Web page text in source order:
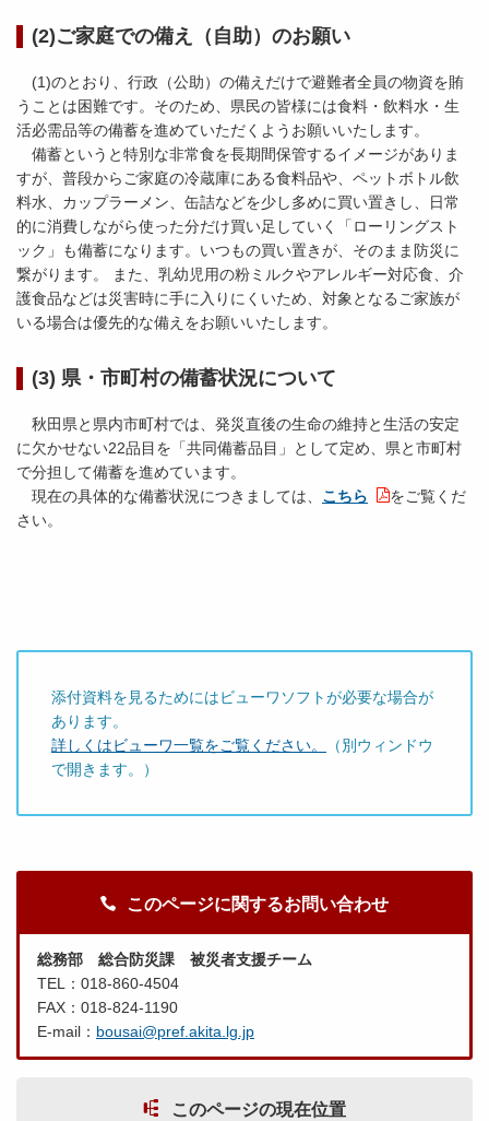
(2)ご家庭での備え（自助）のお願い
(1)のとおり、行政（公助）の備えだけで避難者全員の物資を賄
うことは困難です。そのため、県民の皆様には食料・飲料水・生
活必需品等の備蓄を進めていただくようお願いいたします。
備蓄というと特別な非常食を長期間保管するイメージがありま
すが、普段からご家庭の冷蔵庫にある食料品や、ペットボトル飲
料水、カップラーメン、缶詰などを少し多めに買い置きし、日常
的に消費しながら使った分だけ買い足していく「ローリングスト
ック」も備蓄になります。いつもの買い置きが、そのまま防災に
繋がります。 また、乳幼児用の粉ミルクやアレルギー対応食、介
護食品などは災害時に手に入りにくいため、対象となるご家族が
いる場合は優先的な備えをお願いいたします。
(3) 県・市町村の備蓄状況について
秋田県と県内市町村では、発災直後の生命の維持と生活の安定
に欠かせない22品目を「共同備蓄品目」として定め、県と市町村
で分担して備蓄を進めています。
現在の具体的な備蓄状況につきましては、 こちら
をご覧くだ
さい。
添付資料を見るためにはビューワソフトが必要な場合が
あります。
詳しくはビューワ一覧をご覧ください。
（別ウィンドウ
で開きます。）
このページに関するお問い合わせ
総務部 総合防災課 被災者支援チーム
TEL：018-860-4504
FAX：018-824-1190
E-mail： bousai@pref.akita.lg.jp
このページの現在位置